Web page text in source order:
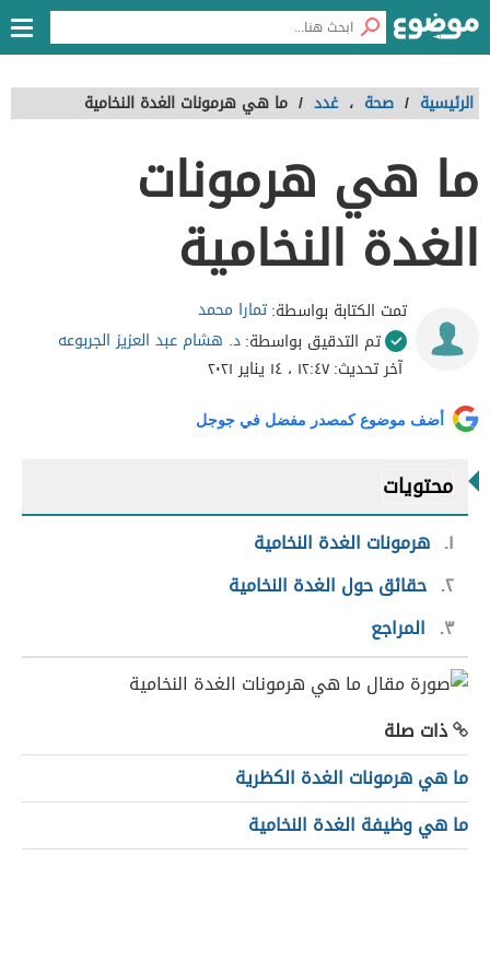
الرئيسية / صحة ، غدد / ما هي هرمونات الغدة النخامية
ما هي هرمونات
الغدة النخامية
تمت الكتابة بواسطة:تمارا محمد
تم التدقيق بواسطة:د. هشام عبد العزيز الجربوعه
آخر تحديث:١٢:٤٧ ، ١٤ يناير ٢٠٢١
أضف موضوع كمصدر مفضل في جوجل
محتويات
١ هرمونات الغدة النخامية
٢ حقائق حول الغدة النخامية
٣
المراجع
ذات صلة
ما هي هرمونات الغدة الكظرية
ما هي وظيفة الغدة النخامية